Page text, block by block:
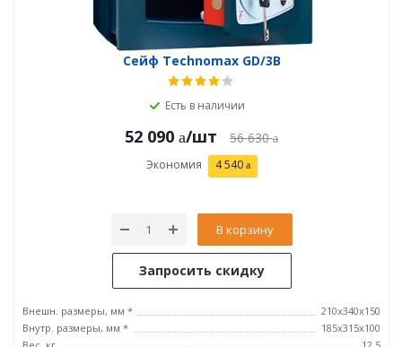
Сейф Technomax GD/3В
Есть в наличии
52 090 /шт 56 630
Экономия 4 540
В корзину
Запросить скидку
Внешн. размеры, мм *
210x340x150
Внутр. размеры, мм *
185х315х100